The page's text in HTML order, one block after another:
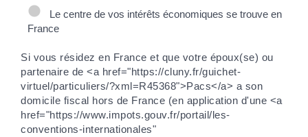
Le centre de vos intérêts économiques se trouve en
France
Si vous résidez en France et que votre époux(se) ou
partenaire de <a href="https://cluny.fr/guichet-
virtuel/particuliers/?xml=R45368">Pacs</a> a son
domicile fiscal hors de France (en application d'une <a
href="https://www.impots.gouv.fr/portail/les-
conventions-internationales"